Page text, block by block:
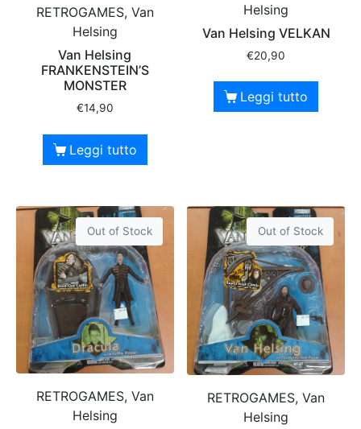
RETROGAMES, Van
Helsing
Van Helsing
FRANKENSTEIN’S
MONSTER
€14,90
Leggi tutto
Helsing
Van Helsing VELKAN
€20,90
Leggi tutto
Out of Stock
RETROGAMES, Van
Helsing
Out of Stock
RETROGAMES, Van
Helsing